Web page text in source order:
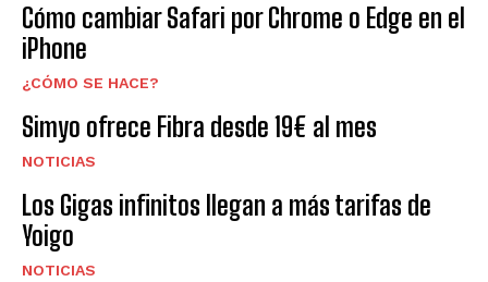
Cómo cambiar Safari por Chrome o Edge en el
iPhone
¿CÓMO SE HACE?
Simyo ofrece Fibra desde 19€ al mes
NOTICIAS
Los Gigas infinitos llegan a más tarifas de
Yoigo
NOTICIAS